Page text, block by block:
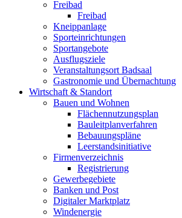
Freibad
Freibad
Kneippanlage
Sporteinrichtungen
Sportangebote
Ausflugsziele
Veranstaltungsort Badsaal
Gastronomie und Übernachtung
Wirtschaft & Standort
Bauen und Wohnen
Flächennutzungsplan
Bauleitplanverfahren
Bebauungspläne
Leerstandsinitiative
Firmenverzeichnis
Registrierung
Gewerbegebiete
Banken und Post
Digitaler Marktplatz
Windenergie